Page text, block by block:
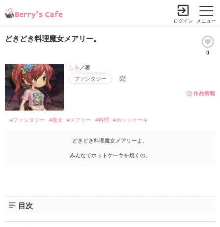
メニュー
ログイン
どきどき料理魔女メアリー。
0
作品情報
ファンタジー 完
しを ／著
#ファンタジー #魔女 #メアリー #料理 #ホットケーキ
どきどき料理魔女メアリーよ。
みんなでホットケーキを焼くの。
目次